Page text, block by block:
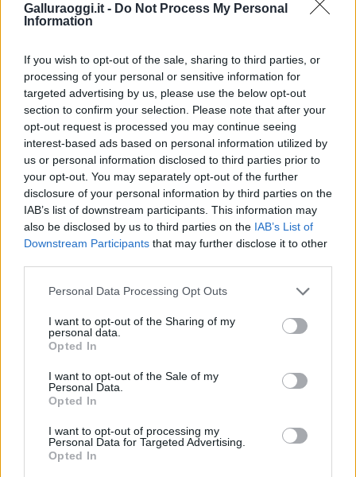
Galluraoggi.it - Do Not Process My Personal
Information
If you wish to opt-out of the sale, sharing to third parties, or
processing of your personal or sensitive information for
targeted advertising by us, please use the below opt-out
section to confirm your selection. Please note that after your
opt-out request is processed you may continue seeing
interest-based ads based on personal information utilized by
us or personal information disclosed to third parties prior to
your opt-out. You may separately opt-out of the further
disclosure of your personal information by third parties on the
IAB’s list of downstream participants. This information may
also be disclosed by us to third parties on the IAB’s List of
Downstream Participants that may further disclose it to other
Please note that this website/app uses one or more Google
not limited to your visit or usage behaviour. You may click to
grant or deny consent to Google and its third-party tags to
use your data for below specified purposes in below Google
consent section.
Personal Data Processing Opt Outs
I want to opt-out of the Sharing of my
personal data.
Opted In
I want to opt-out of the Sale of my
Personal Data.
Opted In
I want to opt-out of processing my
Personal Data for Targeted Advertising.
Opted In
Ricevi le nostre ultime news
daGoogle News
Condividi l'articolo
F
a
ce
b
o
o
T
w
it
te
r
Pi
n
te
re
st
W
h
at
s
A
p
S
h
a
re
Articolo precedente
Prossimo articolo
NOTIZIE RECENTI
Soccorso tra i mega yacht sulla spiaggia di La